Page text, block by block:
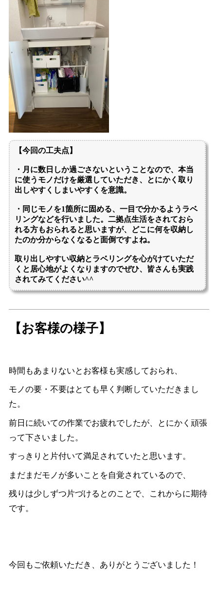
【お客様の様子】
時間もあまりないとお客様も実感しておられ、
モノの要・不要はとても早く判断していただきまし
た。
前日に続いての作業でお疲れでしたが、とにかく頑張
って下さいました。
すっきりと片付いて満足されていたと思います。
まだまだモノが多いことを自覚されているので、
残りは少しずつ片づけるとのことで、これからに期待
です。
今回もご依頼いただき、ありがとうございました！